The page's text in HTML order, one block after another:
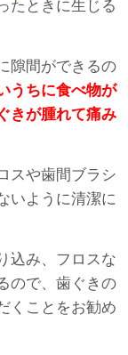
たときに生じる
隙間ができるの
うちに食べ物が
きが腫れて痛み
スや歯間ブラシ
いように清潔に
込み、フロスな
ので、歯ぐきの
くことをお勧め